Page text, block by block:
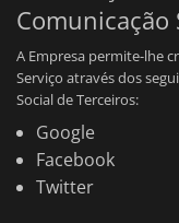
Comunicação
A Empresa permite-lhe
Serviço através dos
Social de Terceiros:
Google
Facebook
Twitter